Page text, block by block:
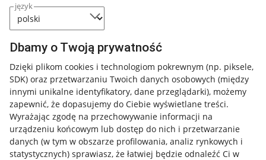
język
Dbamy o Twoją prywatność
Dzięki plikom cookies i technologiom pokrewnym (np. piksele,
SDK) oraz przetwarzaniu Twoich danych osobowych (między
innymi unikalne identyfikatory, dane przeglądarki), możemy
zapewnić, że dopasujemy do Ciebie wyświetlane treści.
Wyrażając zgodę na przechowywanie informacji na
urządzeniu końcowym lub dostęp do nich i przetwarzanie
danych (w tym w obszarze profilowania, analiz rynkowych i
statystycznych) sprawiasz, że łatwiej będzie odnaleźć Ci w